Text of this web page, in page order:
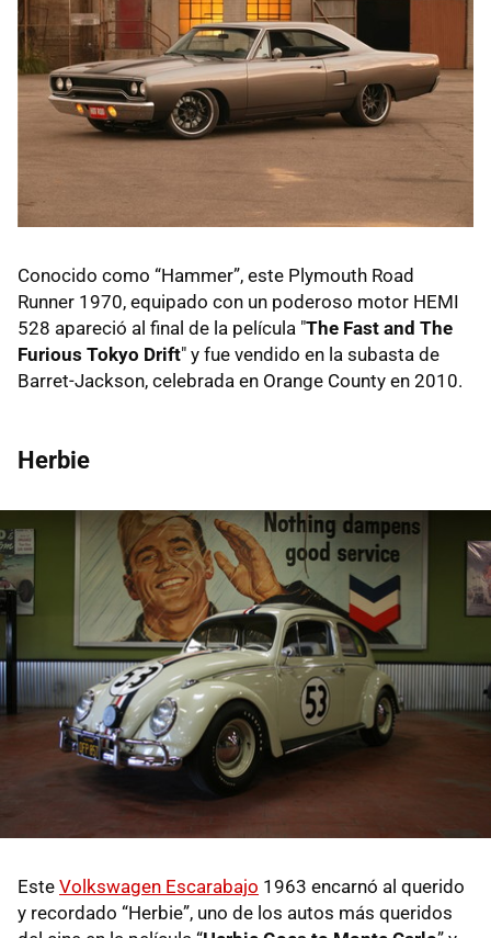
Conocido como “Hammer”, este Plymouth Road
Runner 1970, equipado con un poderoso motor HEMI
528 apareció al final de la película "The Fast and The
Furious Tokyo Drift" y fue vendido en la subasta de
Barret-Jackson, celebrada en Orange County en 2010.
Herbie
Este Volkswagen Escarabajo 1963 encarnó al querido
y recordado “Herbie”, uno de los autos más queridos